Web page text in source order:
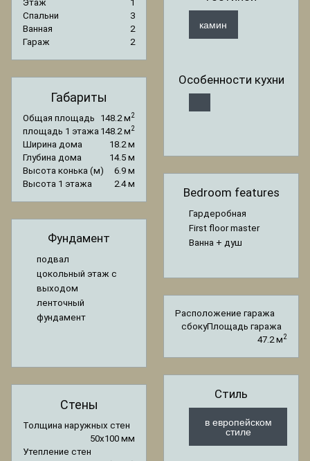
Этаж
1
Спальни
3
Ванная
2
Гараж
2
Габариты
Общая площадь 148.2 м2
площадь 1 этажа 148.2 м2
Ширина дома
18.2 м
Глубина дома
14.5 м
Высота конька (м)
6.9 м
Высота 1 этажа
2.4 м
Фундамент
подвал
цокольный этаж с
выходом
ленточный
фундамент
Стены
Толщина наружных стен
50x100 мм
Утепление стен
камин
Особенности кухни
Bedroom features
Гардеробная
First floor master
Ванна + душ
Расположение гаража
сбокуПлощадь гаража
47.2 м2
Стиль
в европейском
стиле